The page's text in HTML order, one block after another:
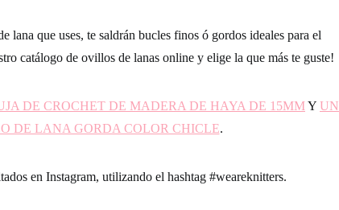
lana que uses, te saldrán bucles finos ó gordos ideales para el
catálogo de ovillos de lanas onliney elige la que más te guste!
DE CROCHET DE MADERA DE HAYA DE 15MMY UN
DE LANA GORDA COLOR CHICLE.
en Instagram, utilizando el hashtag #weareknitters.